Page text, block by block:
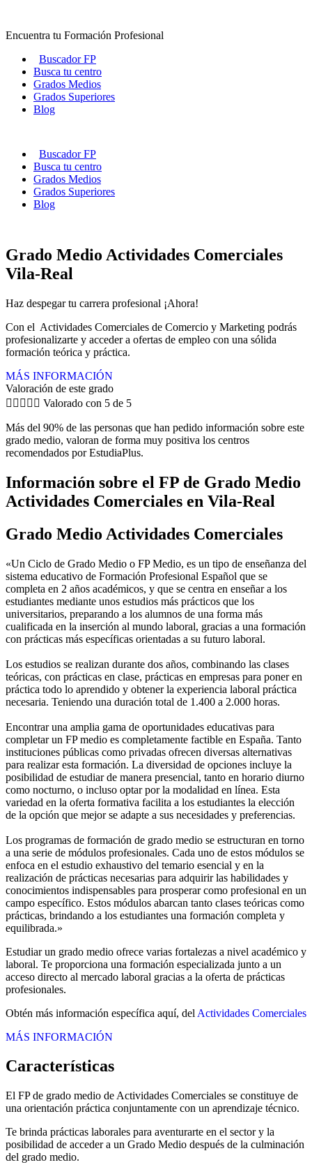
contenido
Encuentra tu Formación Profesional
Buscador FP
Busca tu centro
Grados Medios
Grados Superiores
Blog
Buscador FP
Busca tu centro
Grados Medios
Grados Superiores
Blog
Grado Medio Actividades Comerciales
Vila-Real
Haz despegar tu carrera profesional ¡Ahora!
Con el Actividades Comerciales de Comercio y Marketing podrás
profesionalizarte y acceder a ofertas de empleo con una sólida
formación teórica y práctica.
MÁS INFORMACIÓN
Valoración de este grado
     Valorado con 5 de 5
Más del 90% de las personas que han pedido información sobre este
grado medio, valoran de forma muy positiva los centros
recomendados por EstudiaPlus.
Información sobre el FP de Grado Medio
Actividades Comerciales en Vila-Real
Grado Medio Actividades Comerciales
«Un Ciclo de Grado Medio o FP Medio, es un tipo de enseñanza del
sistema educativo de Formación Profesional Español que se
completa en 2 años académicos, y que se centra en enseñar a los
estudiantes mediante unos estudios más prácticos que los
universitarios, preparando a los alumnos de una forma más
cualificada en la inserción al mundo laboral, gracias a una formación
con prácticas más específicas orientadas a su futuro laboral.
Los estudios se realizan durante dos años, combinando las clases
teóricas, con prácticas en clase, prácticas en empresas para poner en
práctica todo lo aprendido y obtener la experiencia laboral práctica
necesaria. Teniendo una duración total de 1.400 a 2.000 horas.
Encontrar una amplia gama de oportunidades educativas para
completar un FP medio es completamente factible en España. Tanto
instituciones públicas como privadas ofrecen diversas alternativas
para realizar esta formación. La diversidad de opciones incluye la
posibilidad de estudiar de manera presencial, tanto en horario diurno
como nocturno, o incluso optar por la modalidad en línea. Esta
variedad en la oferta formativa facilita a los estudiantes la elección
de la opción que mejor se adapte a sus necesidades y preferencias.
Los programas de formación de grado medio se estructuran en torno
a una serie de módulos profesionales. Cada uno de estos módulos se
enfoca en el estudio exhaustivo del temario esencial y en la
realización de prácticas necesarias para adquirir las habilidades y
conocimientos indispensables para prosperar como profesional en un
campo específico. Estos módulos abarcan tanto clases teóricas como
prácticas, brindando a los estudiantes una formación completa y
equilibrada.»
Estudiar un grado medio ofrece varias fortalezas a nivel académico y
laboral. Te proporciona una formación especializada junto a un
acceso directo al mercado laboral gracias a la oferta de prácticas
profesionales.
Obtén más información específica aquí, del Actividades Comerciales
MÁS INFORMACIÓN
Características
El FP de grado medio de Actividades Comerciales se constituye de
una orientación práctica conjuntamente con un aprendizaje técnico.
Te brinda prácticas laborales para aventurarte en el sector y la
posibilidad de acceder a un Grado Medio después de la culminación
del grado medio.